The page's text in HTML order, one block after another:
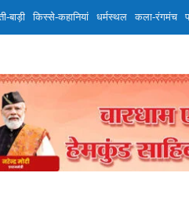
बाड़ी किस्से-कहानियां धर्मस्थल कला-रंगमंच